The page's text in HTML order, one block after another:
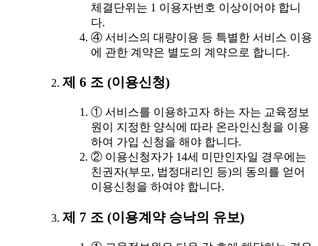
체결단위는 1 이용자번호 이상이어야 합니
다.
④ 서비스의 대량이용 등 특별한 서비스 이용
에 관한 계약은 별도의 계약으로 합니다.
제 6 조 (이용신청)
① 서비스를 이용하고자 하는 자는 교육정보
원이 지정한 양식에 따라 온라인신청을 이용
하여 가입 신청을 해야 합니다.
② 이용신청자가 14세 미만인자일 경우에는
친권자(부모, 법정대리인 등)의 동의를 얻어
이용신청을 하여야 합니다.
제 7 조 (이용계약 승낙의 유보)